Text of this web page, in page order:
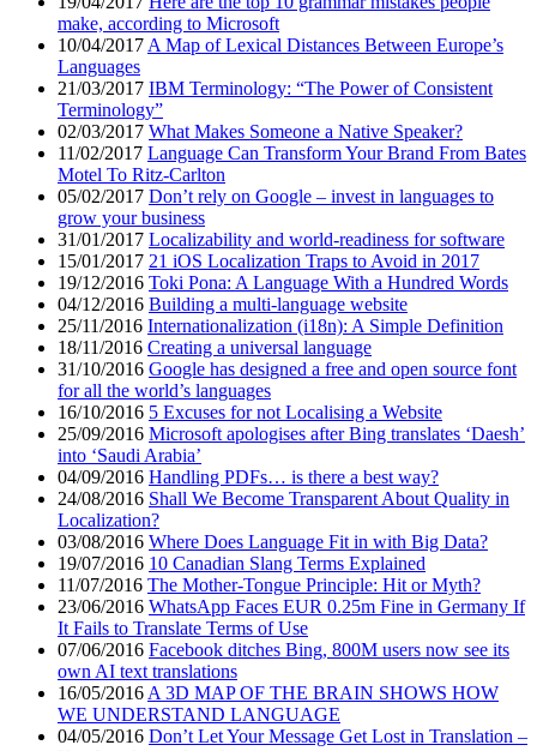
make, according to Microsoft
10/04/2017 A Map of Lexical Distances Between Europe’s
Languages
21/03/2017 IBM Terminology: “The Power of Consistent
Terminology”
02/03/2017 What Makes Someone a Native Speaker?
11/02/2017 Language Can Transform Your Brand From Bates
Motel To Ritz-Carlton
05/02/2017 Don’t rely on Google – invest in languages to
grow your business
31/01/2017 Localizability and world-readiness for software
15/01/2017 21 iOS Localization Traps to Avoid in 2017
19/12/2016 Toki Pona: A Language With a Hundred Words
04/12/2016 Building a multi-language website
25/11/2016 Internationalization (i18n): A Simple Definition
18/11/2016 Creating a universal language
31/10/2016 Google has designed a free and open source font
for all the world’s languages
16/10/2016 5 Excuses for not Localising a Website
25/09/2016 Microsoft apologises after Bing translates ‘Daesh’
into ‘Saudi Arabia’
04/09/2016 Handling PDFs… is there a best way?
24/08/2016 Shall We Become Transparent About Quality in
Localization?
03/08/2016 Where Does Language Fit in with Big Data?
19/07/2016 10 Canadian Slang Terms Explained
11/07/2016 The Mother-Tongue Principle: Hit or Myth?
23/06/2016 WhatsApp Faces EUR 0.25m Fine in Germany If
It Fails to Translate Terms of Use
07/06/2016 Facebook ditches Bing, 800M users now see its
own AI text translations
16/05/2016 A 3D MAP OF THE BRAIN SHOWS HOW
WE UNDERSTAND LANGUAGE
04/05/2016 Don’t Let Your Message Get Lost in Translation –